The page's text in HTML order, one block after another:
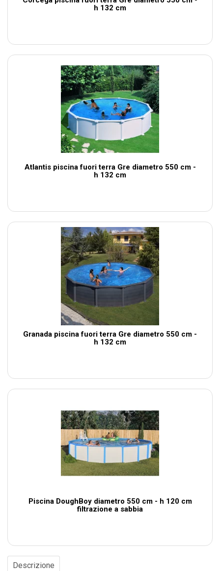
h 132 cm
Atlantis piscina fuori terra Gre diametro 550 cm -
h 132 cm
Granada piscina fuori terra Gre diametro 550 cm -
h 132 cm
Piscina DoughBoy diametro 550 cm - h 120 cm
filtrazione a sabbia
Descrizione